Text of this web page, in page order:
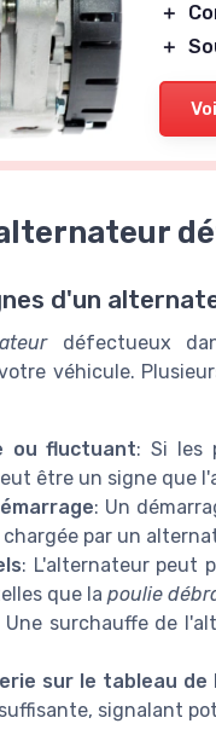
＋
＋
d'un
défectueux
véhicule.
ou fluctuant: Si les
être un signe que
: Un
par un
: L'alternateur peut
que la poulie
Une surchauffe de
sur le tableau de
signalant